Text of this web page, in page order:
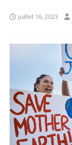
juillet 16, 2023